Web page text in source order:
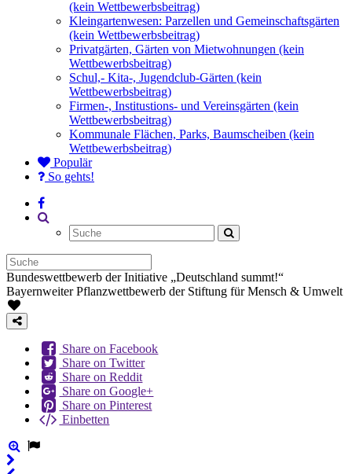
(kein Wettbewerbsbeitrag)
Kleingartenwesen: Parzellen und Gemeinschaftsgärten
(kein Wettbewerbsbeitrag)
Privatgärten, Gärten von Mietwohnungen (kein
Wettbewerbsbeitrag)
Schul,- Kita-, Jugendclub-Gärten (kein
Wettbewerbsbeitrag)
Firmen-, Institustions- und Vereinsgärten (kein
Wettbewerbsbeitrag)
Kommunale Flächen, Parks, Baumscheiben (kein
Wettbewerbsbeitrag)
Populär
So gehts!
Bundeswettbewerb der Initiative „Deutschland summt!“
Bayernweiter Pflanzwettbewerb der Stiftung für Mensch & Umwelt
Share on Facebook
Share on Twitter
Share on Reddit
Share on Google+
Share on Pinterest
Einbetten